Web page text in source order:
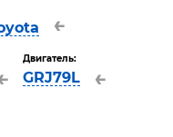
←
Двигатель:
GRJ79L ←